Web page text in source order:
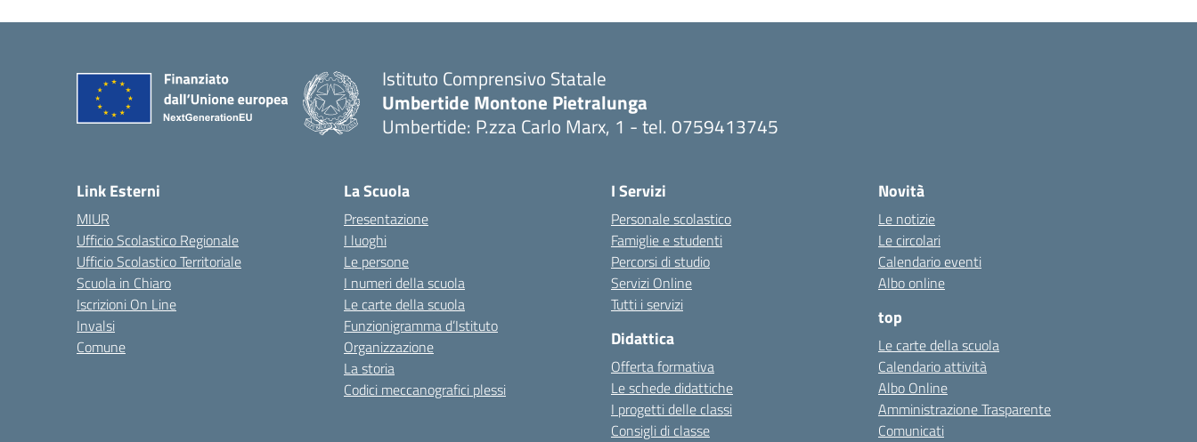
Istituto Comprensivo Statale
Umbertide Montone Pietralunga
Umbertide: P.zza Carlo Marx, 1 - tel. 0759413745
Link Esterni
MIUR
Ufficio Scolastico Regionale
Ufficio Scolastico Territoriale
Scuola in Chiaro
Iscrizioni On Line
Invalsi
Comune
La Scuola
Presentazione
I luoghi
Le persone
I numeri della scuola
Le carte della scuola
Funzionigramma d’Istituto
Organizzazione
La storia
Codici meccanografici plessi
I Servizi
Personale scolastico
Famiglie e studenti
Percorsi di studio
Servizi Online
Tutti i servizi
Didattica
Offerta formativa
Le schede didattiche
I progetti delle classi
Consigli di classe
Novità
Le notizie
Le circolari
Calendario eventi
Albo online
top
Le carte della scuola
Calendario attività
Albo Online
Amministrazione Trasparente
Comunicati